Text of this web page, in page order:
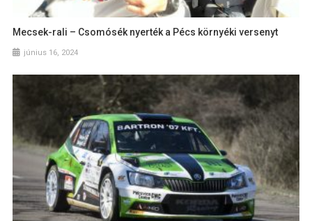
Mecsek-rali – Csomósék nyerték a Pécs környéki versenyt
június 16, 2024